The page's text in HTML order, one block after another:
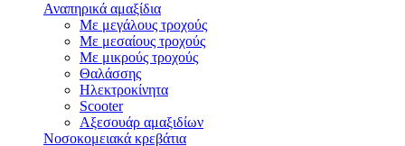
Αναπηρικά αμαξίδια
Με μεγάλους τροχούς
Με μεσαίους τροχούς
Με μικρούς τροχούς
Θαλάσσης
Ηλεκτροκίνητα
Scooter
Αξεσουάρ αμαξιδίων
Νοσοκομειακά κρεβάτια